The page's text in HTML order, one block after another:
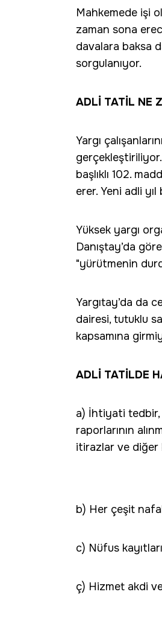
Mahkemede işi
zaman sona
davalara baksa
sorgulanıyor.
ADLİ TATİL NE
Yargı
başlıklı 102.
erer. Yeni adli
Yüksek yargı
Danıştay’da
"yürütmenin
Yargıtay’da da
dairesi, tutuklu
kapsamına
ADLİ TATİLDE
a) İhtiyati
raporlarının
itirazlar ve diğer
b) Her çeşit
c) Nüfus
ç) Hizmet akdi